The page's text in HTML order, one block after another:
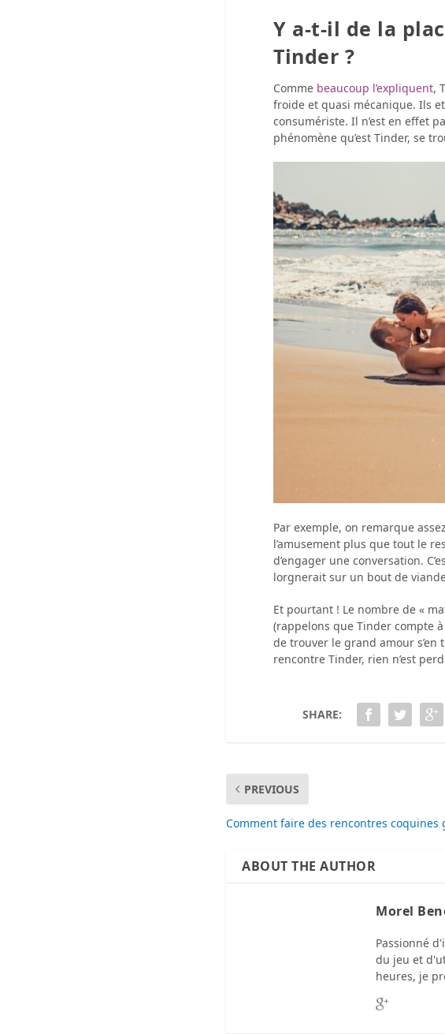
Y a-t-il de la
Tinder ?
Comme beaucoup l’expliquent,
froide et quasi mécanique. Ils
consumériste. Il n’est en effet
phénomène qu’est Tinder, se
Par exemple, on remarque
l’amusement plus que tout le
d’engager une conversation.
lorgnerait sur un bout de
Et pourtant ! Le nombre de «
(rappelons que Tinder compte
de trouver le grand amour
rencontre Tinder, rien n’est
SHARE:
PREVIOUS
Comment faire des rencontres coquines
ABOUT THE AUTHOR
Morel
Passionné
du jeu et
heures, je